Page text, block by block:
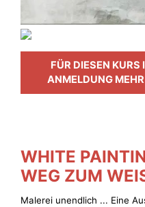
FÜR DIESEN KURS
ANMELDUNG
WHITE
WEG ZUM
Malerei unendlich ... Eine